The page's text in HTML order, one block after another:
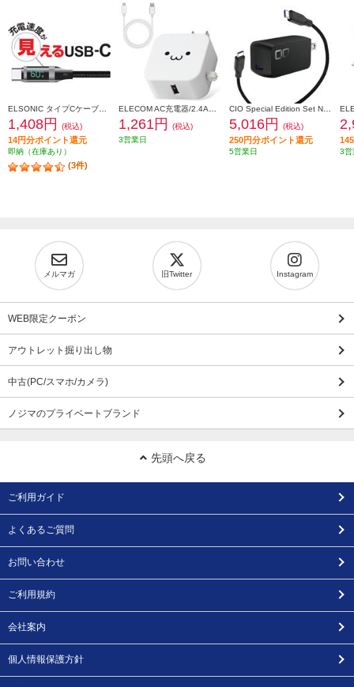
1,408円 (税込)
14円分ポイント還元
即納（在庫あり）
(3件)
1,261円
(税込)
3営業日
5,016円 (税込)
250円分ポイント還元
5営業日 3営
メルマガ 旧Twitter Instagram
WEB限定クーポン
アウトレット掘り出し物
中古(PC/スマホ/カメラ)
ノジマのプライベートブランド
先頭へ戻る
ご利用ガイド
よくあるご質問
お問い合わせ
ご利用規約
会社案内
個人情報保護方針